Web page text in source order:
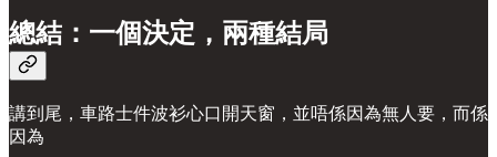
總結：一個決定，兩種結局
講到尾，車路士件波衫心口開天窗，並唔係因為無人要，而係
因為